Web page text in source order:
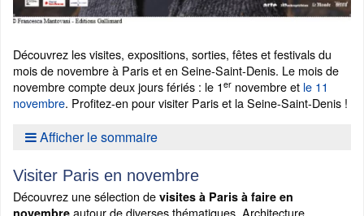
Découvrez les visites, expositions, sorties, fêtes et festivals du
mois de novembre à Paris et en Seine-Saint-Denis. Le mois de
novembre compte deux jours fériés : le 1 er novembre et le 11
novembre. Profitez-en pour visiter Paris et la Seine-Saint-Denis !
Afficher le sommaire
Visiter Paris en novembre
Découvrez une sélection de visites à Paris à faire en
novembre autour de diverses thématiques. Architecture,